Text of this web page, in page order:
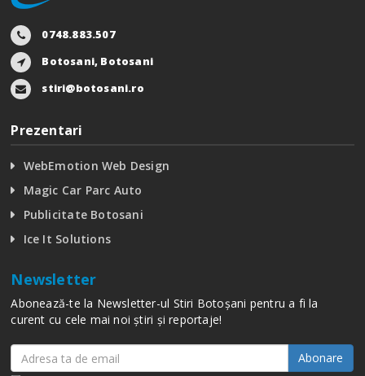
0748.883.507
Botosani, Botosani
stiri@botosani.ro
Prezentari
WebEmotion Web Design
Magic Car Parc Auto
Publicitate Botosani
Ice It Solutions
Newsletter
Abonează-te la Newsletter-ul Stiri Botoșani pentru a fi la
curent cu cele mai noi știri și reportaje!
Abonare